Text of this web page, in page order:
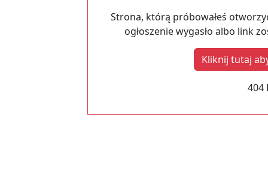
Strona, którą próbowałeś
ogłoszenie wygasło albo link
Kliknij tutaj
404